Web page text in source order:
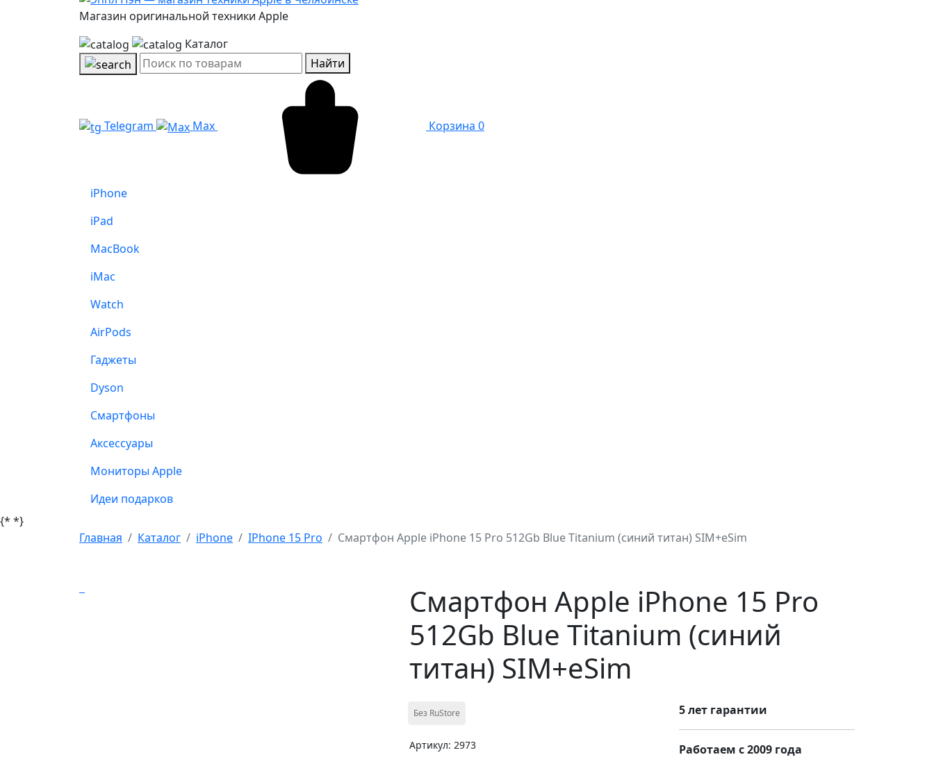
Магазин оригинальной техники Apple
Каталог
Найти
Telegram Max Корзина 0
iPhone
iPad
MacBook
iMac
Watch
AirPods
Гаджеты
Dyson
Смартфоны
Аксессуары
Мониторы Apple
Идеи подарков
{* *}
Главная
Каталог iPhone IPhone 15 Pro Смартфон Apple iPhone 15 Pro 512Gb Blue Titanium (синий титан) SIM+eSim
Смартфон Apple iPhone 15 Pro
512Gb Blue Titanium (синий
титан) SIM+eSim
Без RuStore
Артикул: 2973
5 лет гарантии
Работаем с 2009 года